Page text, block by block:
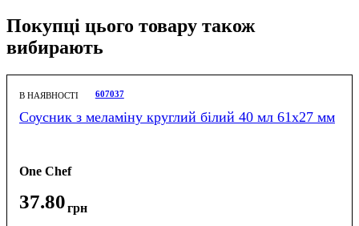
Покупці цього товару також
вибирають
В НАЯВНОСТІ 607037
Соусник з меламіну круглий білий 40 мл 61х27 мм
One Chef
37.80грн